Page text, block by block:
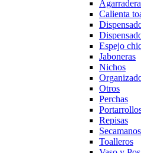
Calienta
Espejo
Jaboneras
Nichos
Otros
Perchas
Repisas
Secamanos
Toalleros